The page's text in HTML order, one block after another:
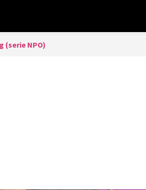
(serie NPO)